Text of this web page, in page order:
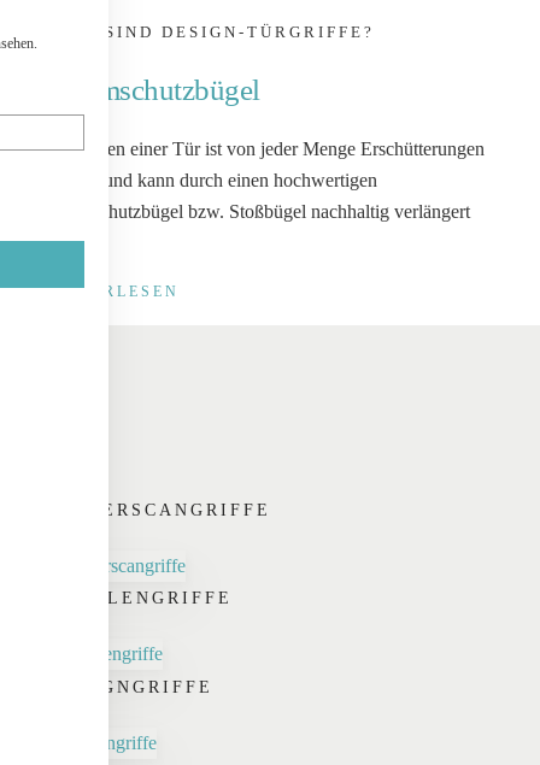
WAS SIND DESIGN-TÜRGRIFFE?
Rammschutzbügel
Das Leben einer Tür ist von jeder Menge Erschütterungen
geprägt und kann durch einen hochwertigen
Rammschutzbügel bzw. Stoßbügel nachhaltig verlängert
werden.
WEITERLESEN
FINGERSCANGRIFFE
SCHALENGRIFFE
DESIGNGRIFFE